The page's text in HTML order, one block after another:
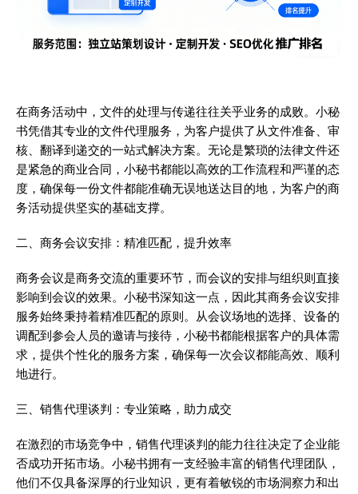
在商务活动中，文件的处理与传递往往关乎业务的成败。小秘
书凭借其专业的文件代理服务，为客户提供了从文件准备、审
核、翻译到递交的一站式解决方案。无论是繁琐的法律文件还
是紧急的商业合同，小秘书都能以高效的工作流程和严谨的态
度，确保每一份文件都能准确无误地送达目的地，为客户的商
务活动提供坚实的基础支撑。
二、商务会议安排：精准匹配，提升效率
商务会议是商务交流的重要环节，而会议的安排与组织则直接
影响到会议的效果。小秘书深知这一点，因此其商务会议安排
服务始终秉持着精准匹配的原则。从会议场地的选择、设备的
调配到参会人员的邀请与接待，小秘书都能根据客户的具体需
求，提供个性化的服务方案，确保每一次会议都能高效、顺利
地进行。
三、销售代理谈判：专业策略，助力成交
在激烈的市场竞争中，销售代理谈判的能力往往决定了企业能
否成功开拓市场。小秘书拥有一支经验丰富的销售代理团队，
他们不仅具备深厚的行业知识，更有着敏锐的市场洞察力和出